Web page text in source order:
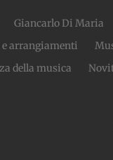
Giancarlo Di Maria
arrangiamenti
della musica